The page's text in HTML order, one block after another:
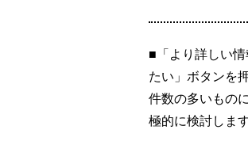
■「より詳しい
たい」ボタンを
件数の多いもの
極的に検討します